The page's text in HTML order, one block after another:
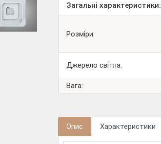
Загальні характеристики:
Розміри:
Джерело світла:
Вага:
Опис Характеристики